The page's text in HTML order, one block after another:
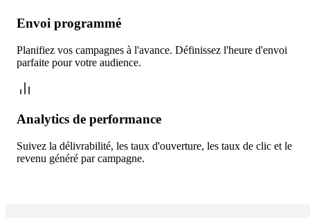
Envoi programmé
Planifiez vos campagnes à l'avance. Définissez l'heure d'envoi
parfaite pour votre audience.
Analytics de performance
Suivez la délivrabilité, les taux d'ouverture, les taux de clic et le
revenu généré par campagne.